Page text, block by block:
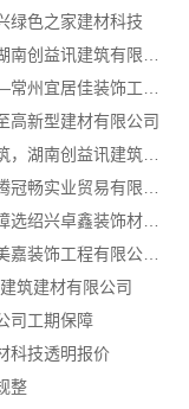
绿色之家建材科技
高新型建材有限公司
本地全案设计预算清单创益讯建筑，湖南创益讯建筑有限公司透明全包
绍兴上虞区精细化全包质量有保障选绍兴卓鑫装饰材料有限公司
嵊州家庭装修吊顶隔断，浙江宜美嘉装饰工程有限公司专业施工
筑建材有限公司
司工期保障
科技透明报价
整